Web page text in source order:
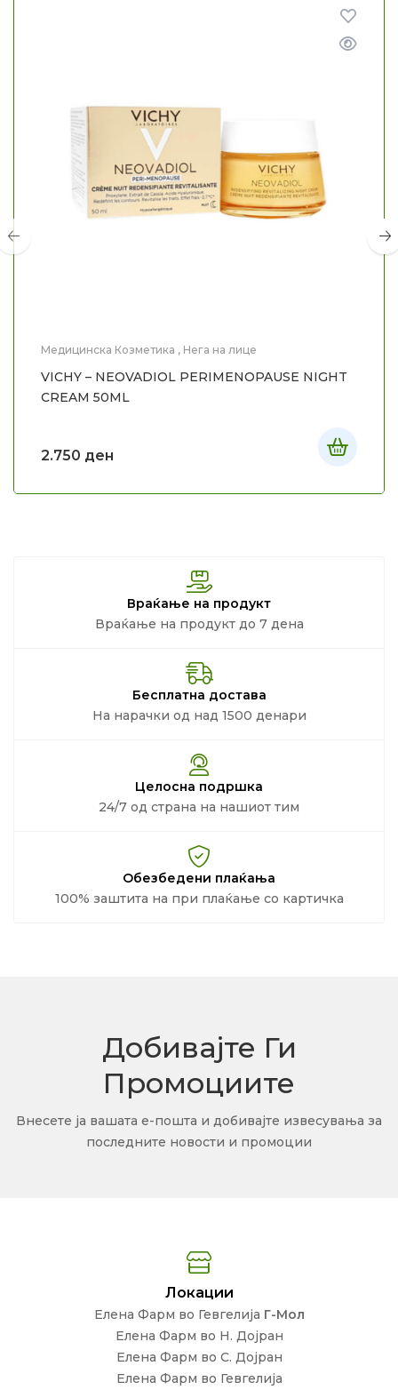
Медицинска Козметика , Нега на лице
VICHY – NEOVADIOL PERIMENOPAUSE NIGHT
CREAM 50ML
2.750 ден
Враќање на продукт
Враќање на продукт до 7 дена
Бесплатна достава
На нарачки од над 1500 денари
Целосна подршка
24/7 од страна на нашиот тим
Обезбедени плаќања
100% заштита на при плаќање со картичка
Добивајте Ги
Промоциите
Внесете ја вашата е-пошта и добивајте извесувања за
последните новости и промоции
Локации
Елена Фарм во Гевгелија Г-Мол
Елена Фарм во Н. Дојран
Елена Фарм во С. Дојран
Елена Фарм во Гевгелија